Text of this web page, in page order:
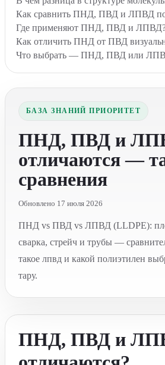
Как сравнить ПНД, ПВД и ЛПВД по
Где применяют ПНД, ПВД и
Как отличить ПНД от ПВД
Что выбрать — ПНД, ПВД или
БАЗА ЗНАНИЙ ПРИОРИТЕТ
ПНД, ПВД и
отличаются —
сравнения
Обновлено 17 июля 2026
ПНД vs ПВД vs ЛПВД (LLDPE):
сварка, стрейч и трубы —
такое лпвд и какой полиэтилен
тару.
ПНД, ПВД и